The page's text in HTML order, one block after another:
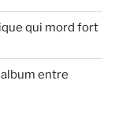
qui mord fort
entre